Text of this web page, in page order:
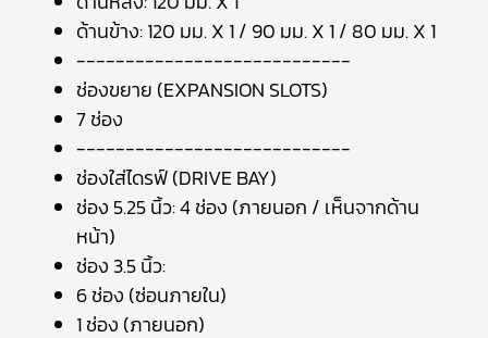
ด้านข้าง: 120 มม. X 1 / 90 มม. X 1 / 80 มม. X 1
----------------------------
ช่องขยาย (EXPANSION SLOTS)
7 ช่อง
----------------------------
ช่องใส่ไดรฟ์ (DRIVE BAY)
ช่อง 5.25 นิ้ว: 4 ช่อง (ภายนอก / เห็นจากด้าน
หน้า)
ช่อง 3.5 นิ้ว:
6 ช่อง (ซ่อนภายใน)
1 ช่อง (ภายนอก)